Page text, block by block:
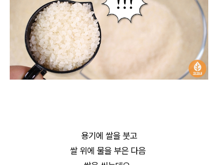
용기에 쌀을 붓고
쌀 위에 물을 부은 다음